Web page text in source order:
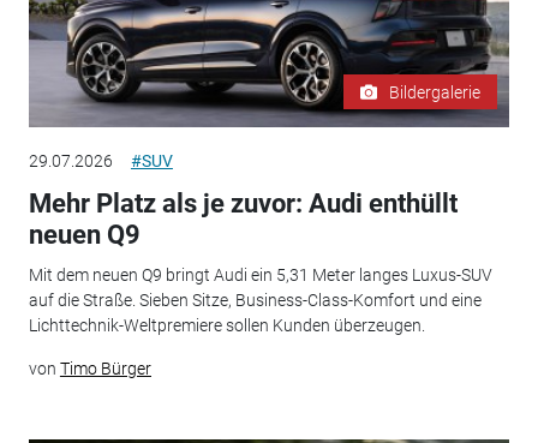
Bildergalerie
29.07.2026 #SUV
Mehr Platz als je zuvor: Audi enthüllt
neuen Q9
Mit dem neuen Q9 bringt Audi ein 5,31 Meter langes Luxus-SUV
auf die Straße. Sieben Sitze, Business-Class-Komfort und eine
Lichttechnik-Weltpremiere sollen Kunden überzeugen.
von Timo Bürger